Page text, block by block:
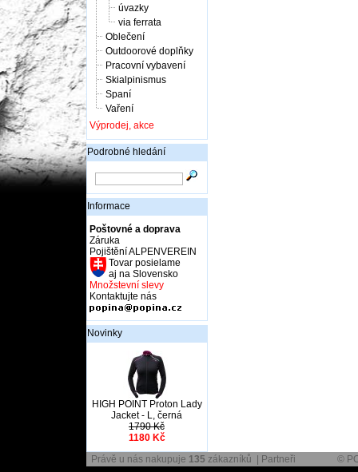
úvazky
via ferrata
Oblečení
Outdoorové doplňky
Pracovní vybavení
Skialpinismus
Spaní
Vaření
Výprodej, akce
Podrobné hledání
Informace
Poštovné a doprava
Záruka
Pojištění ALPENVEREIN
Tovar posielame
aj na Slovensko
Množstevní slevy
Kontaktujte nás
Novinky
HIGH POINT Proton Lady
Jacket - L, černá
1790 Kč
1180 Kč
Právě u nás nakupuje 135 zákazníků | Partneři ©